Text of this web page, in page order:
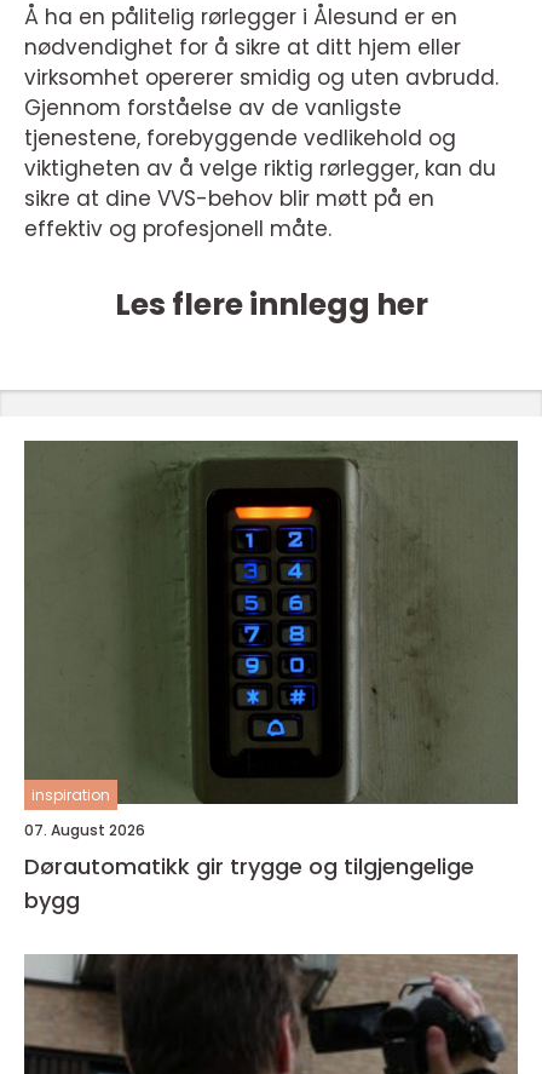
Å ha en pålitelig rørlegger i Ålesund er en
nødvendighet for å sikre at ditt hjem eller
virksomhet opererer smidig og uten avbrudd.
Gjennom forståelse av de vanligste
tjenestene, forebyggende vedlikehold og
viktigheten av å velge riktig rørlegger, kan du
sikre at dine VVS-behov blir møtt på en
effektiv og profesjonell måte.
Les flere innlegg her
inspiration
07. August 2026
Dørautomatikk gir trygge og tilgjengelige
bygg